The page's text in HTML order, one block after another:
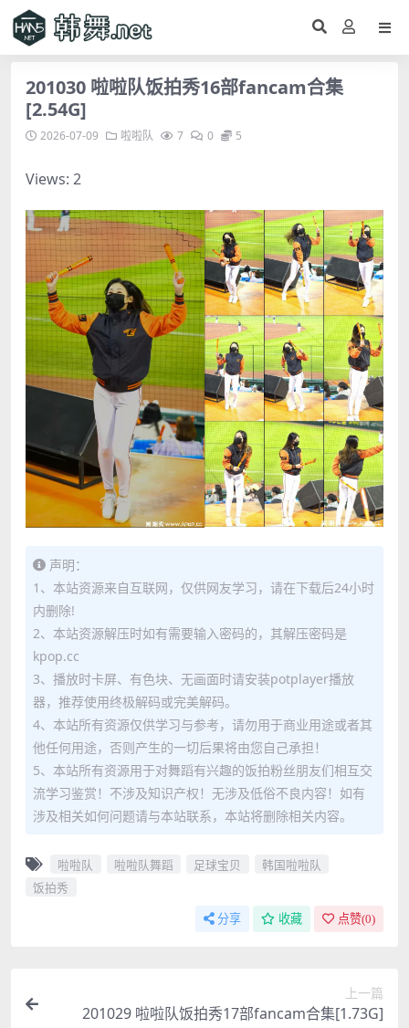
201030 啦啦队饭拍秀16部fancam合集
[2.54G]
2026-07-09 啦啦队 7 0 5
Views: 2
声明：
1、本站资源来自互联网，仅供网友学习，请在下载后24小时
内删除!
2、本站资源解压时如有需要输入密码的，其解压密码是
kpop.cc
3、播放时卡屏、有色块、无画面时请安装potplayer播放
器，推荐使用终极解码或完美解码。
4、本站所有资源仅供学习与参考，请勿用于商业用途或者其
他任何用途，否则产生的一切后果将由您自己承担！
5、本站所有资源用于对舞蹈有兴趣的饭拍粉丝朋友们相互交
流学习鉴赏！不涉及知识产权！无涉及低俗不良内容！如有
涉及相关如何问题请与本站联系，本站将删除相关内容。
啦啦队 啦啦队舞蹈 足球宝贝
韩国啦啦队
饭拍秀
分享 收藏 点赞(0)
上一篇
201029 啦啦队饭拍秀17部fancam合集[1.73G]